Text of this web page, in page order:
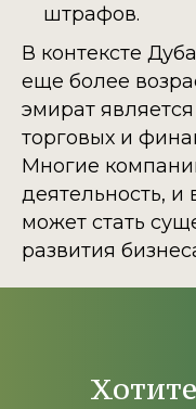
штрафов.
В контексте
еще более
эмират
торговых и
Многие
деятельность,
может стать
развития